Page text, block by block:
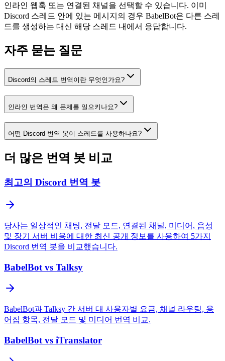
인라인 웹훅 또는 연결된 채널을 선택할 수 있습니다. 이미
Discord 스레드 안에 있는 메시지의 경우 BabelBot은 다른 스레
드를 생성하는 대신 해당 스레드 내에서 응답합니다.
자주 묻는 질문
Discord의 스레드 번역이란 무엇인가요?
인라인 번역은 왜 문제를 일으키나요?
어떤 Discord 번역 봇이 스레드를 사용하나요?
더 많은 번역 봇 비교
최고의 Discord 번역 봇
당사는 일상적인 채팅, 전달 모드, 연결된 채널, 미디어, 음성
및 장기 서버 비용에 대한 최신 공개 정보를 사용하여 5가지
Discord 번역 봇을 비교했습니다.
BabelBot vs Talksy
BabelBot과 Talksy 간 서버 대 사용자별 요금, 채널 라우팅, 용
어집 항목, 전달 모드 및 미디어 번역 비교.
BabelBot vs iTranslator